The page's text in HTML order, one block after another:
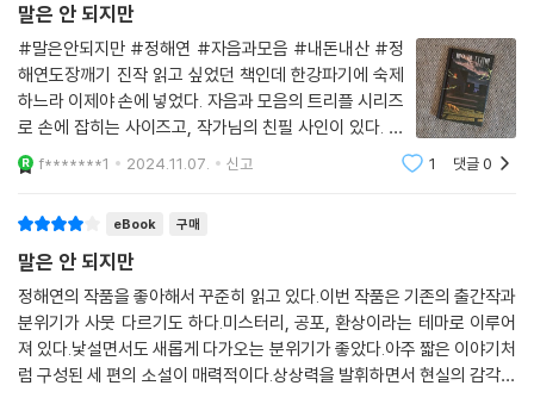
두 번째 소설 「드림 카」는 마이바흐의 푹신한 시트에 앉은 채 시작된다. 많
은 이가 ‘꿈의 차’라 일컫는 마이바흐가 껌값인 인우. 그는 불과 이 년의 투
자로 막대한 부를 이뤘다. 성공과는 거리가 먼 인생이던 인우의 사정이 18
0도 바뀌자 그를 둘러싼 많은 것―관계, 대우, 시선―이 달라지고, 인우는
복수라도 하듯 그 모든 것을 조소하며 즐긴다.
뽑은 지 얼마 되지 않은 마이바흐를 타고 인우가 향하는 곳은 여자 친구 혜
란의 집 앞. 속물인 그녀가 차를 보고 얼마나 흥분할지 기대하며 기세등등
하게 마이바흐의 시동을 건다. 하지만 얼마 가지 않아 그는 차를 세울 수밖
에 없었다. 고속도로 터널 진입 직전 무언가가, 아니 누군가가 있었다.
여자는 흰 원피스를 입고 서 있었다. 풀어헤친 머리는 사방으로 흩날렸다.
얼굴 한구석이 함몰되어 있었고, 그 흉물스러운 상처를 따라 피가 줄줄 흘
말은 안 되지만
#말은안되지만 #정해연 #자음과모음 #내돈내산 #정
해연도장깨기 진작 읽고 싶었던 책인데 한강파기에 숙제
하느라 이제야 손에 넣었다. 자음과 모음의 트리플 시리즈
로 손에 잡히는 사이즈고, 작가님의 친필 사인이 있다. 그
럼 정해연 도장깨기를 이어가 보겠다.＜관심이 필요해＞
회진을 돌던 중혁은 아들을 극진히 보살피는 영우엄마와
f*******1 2024.11.07. 신고 1 댓글0
eBook 구매
말은 안 되지만
정해연의 작품을 좋아해서 꾸준히 읽고 있다.이번 작품은 기존의 출간작과
분위기가 사뭇 다르기도 하다.미스터리, 공포, 환상이라는 테마로 이루어
져 있다.낯설면서도 새롭게 다가오는 분위기가 좋았다.아주 짧은 이야기처
럼 구성된 세 편의 소설이 매력적이다.상상력을 발휘하면서 현실의 감각을